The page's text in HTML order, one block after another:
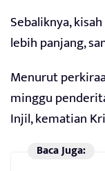
Sebaliknya,
lebih panjang,
Menurut
minggu
Injil, kematian
Baca Juga: